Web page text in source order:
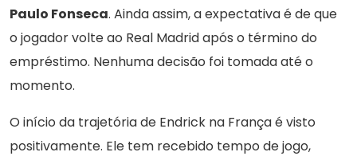
Paulo Fonseca. Ainda assim, a expectativa é de que
o jogador volte ao Real Madrid após o término do
empréstimo. Nenhuma decisão foi tomada até o
momento.
O início da trajetória de Endrick na França é visto
positivamente. Ele tem recebido tempo de jogo,